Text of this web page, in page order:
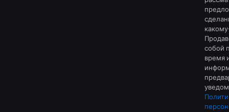
собой
время